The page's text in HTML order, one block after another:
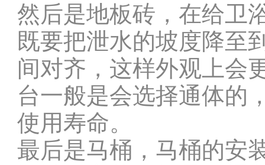
然后是地板砖，在给卫
既要把泄水的坡度降至
间对齐，这样外观上会
台一般是会选择通体的
使用寿命。
最后是马桶，马桶的安